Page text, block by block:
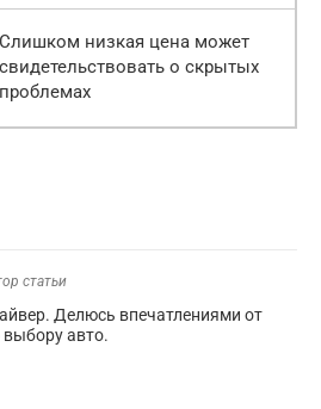
Слишком низкая цена может
свидетельствовать о скрытых
проблемах
статьи
Делюсь впечатлениями от
выбору авто.